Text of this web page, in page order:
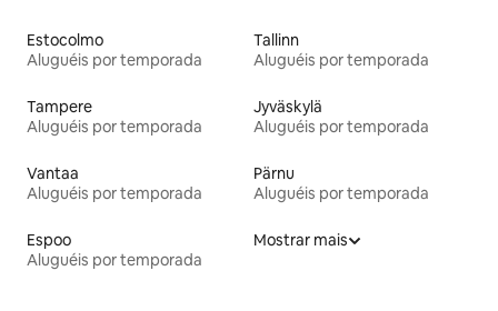
Estocolmo
Aluguéis por temporada
Tallinn
Aluguéis por temporada
Tampere
Aluguéis por temporada
Jyväskylä
Aluguéis por temporada
Vantaa
Aluguéis por temporada
Pärnu
Aluguéis por temporada
Espoo
Aluguéis por temporada
Mostrar mais